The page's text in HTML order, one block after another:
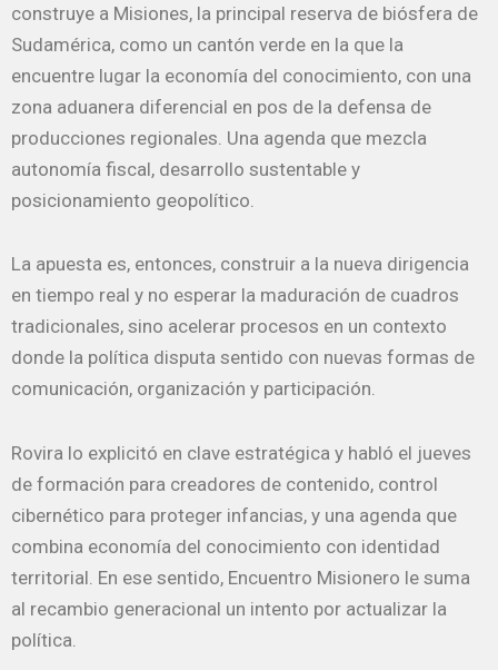
construye a Misiones, la principal reserva de biósfera de
Sudamérica, como un cantón verde en la que la
encuentre lugar la economía del conocimiento, con una
zona aduanera diferencial en pos de la defensa de
producciones regionales. Una agenda que mezcla
autonomía fiscal, desarrollo sustentable y
posicionamiento geopolítico.
La apuesta es, entonces, construir a la nueva dirigencia
en tiempo real y no esperar la maduración de cuadros
tradicionales, sino acelerar procesos en un contexto
donde la política disputa sentido con nuevas formas de
comunicación, organización y participación.
Rovira lo explicitó en clave estratégica y habló el jueves
de formación para creadores de contenido, control
cibernético para proteger infancias, y una agenda que
combina economía del conocimiento con identidad
territorial. En ese sentido, Encuentro Misionero le suma
al recambio generacional un intento por actualizar la
política.